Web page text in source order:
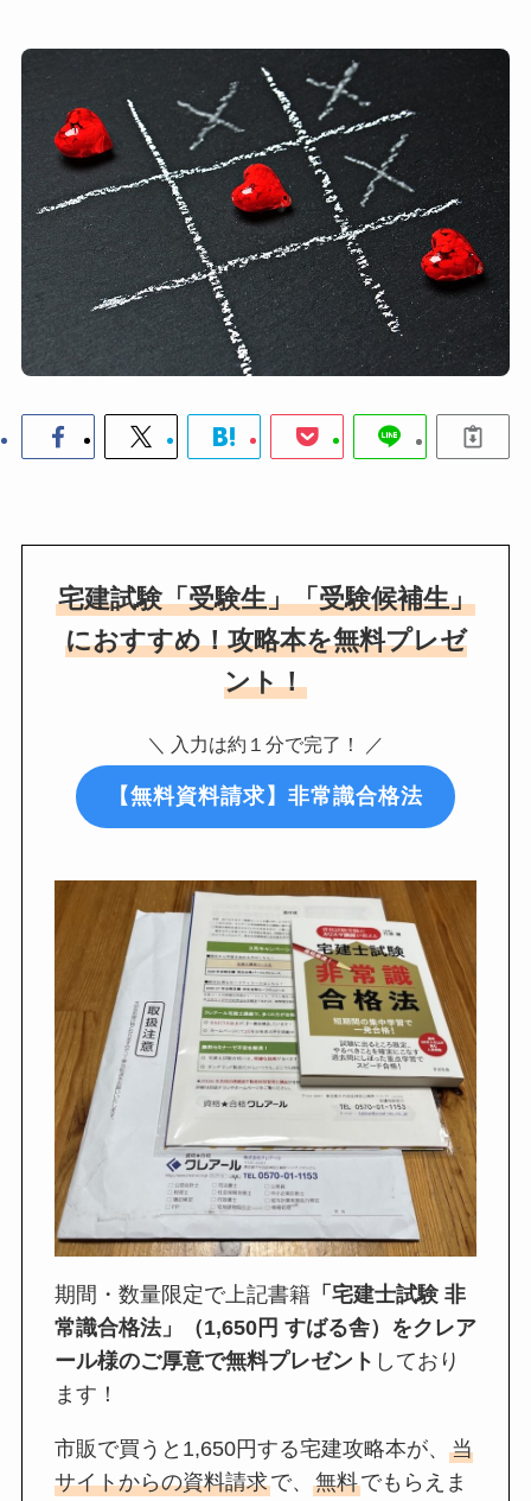
宅建試験「受験生」「受験候補生」
におすすめ！攻略本を無料プレゼ
ント！
＼ 入力は約１分で完了！ ／
【無料資料請求】非常識合格法
期間・数量限定で上記書籍「宅建士試験 非
常識合格法」（1,650円 すばる舎）をクレア
ール様のご厚意で無料プレゼント しており
ます！
市販で買うと1,650円する宅建攻略本が、 当
サイトからの資料請求で、 無料でもらえま